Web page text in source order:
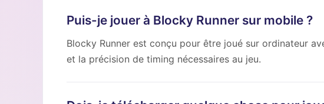
Puis-je jouer à Blocky Runner sur mobile ?
Blocky Runner est conçu pour être joué sur ordinateur
et la précision de timing nécessaires au jeu.